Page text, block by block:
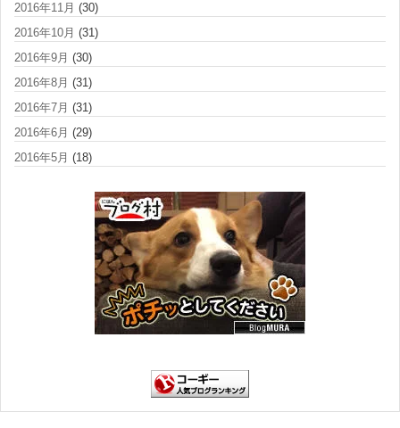
2016年11月 (30)
2016年10月 (31)
2016年9月 (30)
2016年8月 (31)
2016年7月 (31)
2016年6月 (29)
2016年5月 (18)